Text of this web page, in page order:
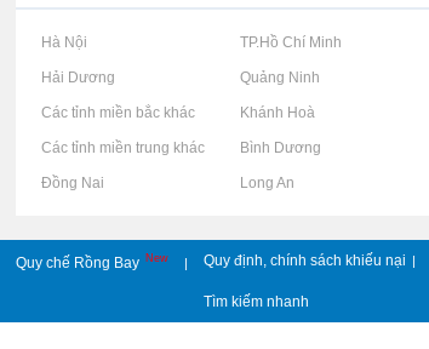
vặt tại Hà Nội Rao vặt tại TP.Hồ Chí Minh Rao vặt
vặt tại Hải Dương Rao vặt tại Quảng Ninh Rao vặt
vặt tại Các tỉnh miền bắc khácRao vặt tại Khánh Hoà Rao vặt
vặt tại Các tỉnh miền trung khácRao vặt tại Bình Dương Rao vặt
vặt tại Đồng Nai Rao vặt tại Long An Rao vặt
Quy chế Rồng Bay New | Quy định, chính sách khiếu nại |
Tìm kiếm nhanh